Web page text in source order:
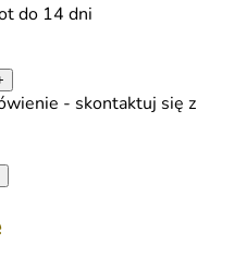
do 14 dni
- skontaktuj się z